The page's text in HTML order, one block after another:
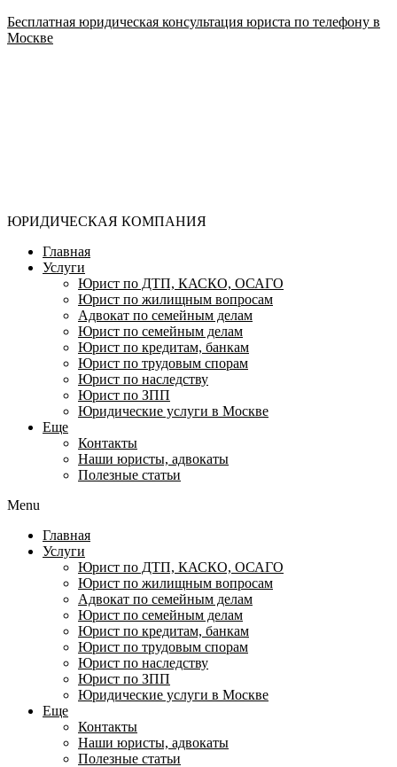
Бесплатная юридическая консультация юриста по телефону в
Москве
ЮРИДИЧЕСКАЯ КОМПАНИЯ
Главная
Услуги
Юрист по ДТП, КАСКО, ОСАГО
Юрист по жилищным вопросам
Адвокат по семейным делам
Юрист по семейным делам
Юрист по кредитам, банкам
Юрист по трудовым спорам
Юрист по наследству
Юрист по ЗПП
Юридические услуги в Москве
Еще
Контакты
Наши юристы, адвокаты
Полезные статьи
Menu
Главная
Услуги
Юрист по ДТП, КАСКО, ОСАГО
Юрист по жилищным вопросам
Адвокат по семейным делам
Юрист по семейным делам
Юрист по кредитам, банкам
Юрист по трудовым спорам
Юрист по наследству
Юрист по ЗПП
Юридические услуги в Москве
Еще
Контакты
Наши юристы, адвокаты
Полезные статьи